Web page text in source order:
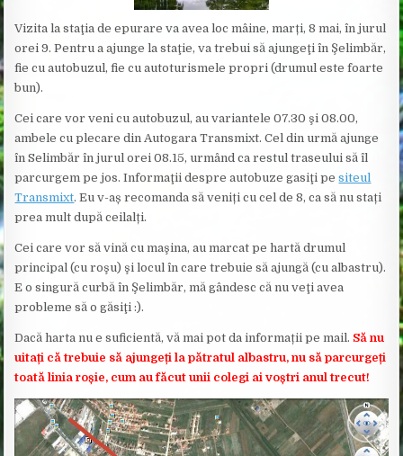
Vizita la staţia de epurare va avea loc mâine, marți, 8 mai, în jurul
orei 9. Pentru a ajunge la staţie, va trebui să ajungeţi în Şelimbăr,
fie cu autobuzul, fie cu autoturismele propri (drumul este foarte
bun).
Cei care vor veni cu autobuzul, au variantele 07.30 şi 08.00,
ambele cu plecare din Autogara Transmixt. Cel din urmă ajunge
în Selimbăr în jurul orei 08.15, urmând ca restul traseului să îl
parcurgem pe jos. Informaţii despre autobuze gasiţi pesiteul
Transmixt. Eu v-aș recomanda să veniți cu cel de 8, ca să nu stați
prea mult după ceilalți.
Cei care vor să vină cu maşina, au marcat pe hartă drumul
principal (cu roşu) şi locul în care trebuie să ajungă (cu albastru).
E o singură curbă în Şelimbăr, mă gândesc că nu veţi avea
probleme să o găsiţi :).
Dacă harta nu e suficientă, vă mai pot da informații pe mail. Să nu
uitați că trebuie să ajungeți la pătratul albastru, nu să parcurgeți
toată linia roșie, cum au făcut unii colegi ai voștri anul trecut!